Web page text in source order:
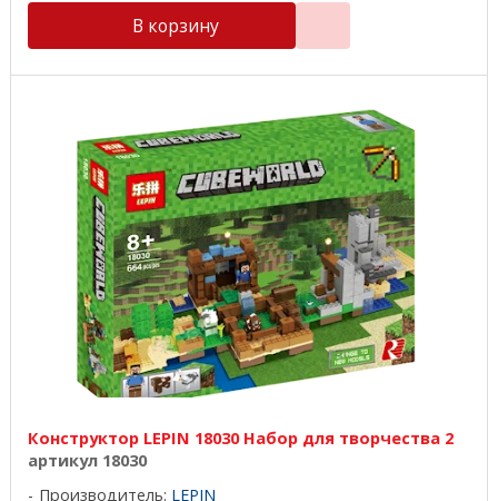
В корзину
Конструктор LEPIN 18030 Набор для творчества 2
артикул 18030
Производитель: LEPIN